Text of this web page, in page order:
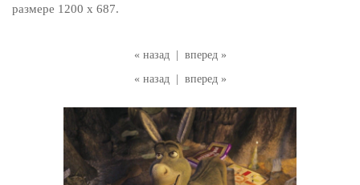
« назад
вперед »
« назад
вперед »
размере 1200 x 687.